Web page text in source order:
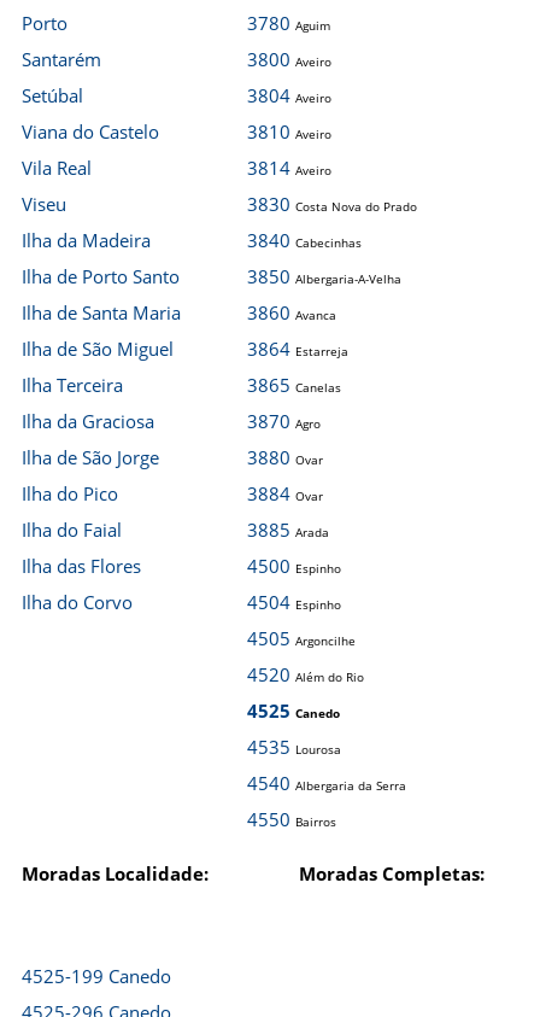
Porto
Santarém
Setúbal
Viana do Castelo
Vila Real
Viseu
Ilha da Madeira
Ilha de Porto Santo
Ilha de Santa Maria
Ilha de São Miguel
Ilha Terceira
Ilha da Graciosa
Ilha de São Jorge
Ilha do Pico
Ilha do Faial
Ilha das Flores
Ilha do Corvo
3780 Aguim
3800 Aveiro
3804 Aveiro
3810 Aveiro
3814 Aveiro
3830 Costa Nova do Prado
3840 Cabecinhas
3850 Albergaria-A-Velha
3860 Avanca
3864 Estarreja
3865 Canelas
3870 Agro
3880 Ovar
3884 Ovar
3885 Arada
4500 Espinho
4504 Espinho
4505 Argoncilhe
4520 Além do Rio
4525 Canedo
4535 Lourosa
4540 Albergaria da Serra
4550 Bairros
Moradas Localidade: Moradas Completas:
4525-199 Canedo
4525-296 Canedo